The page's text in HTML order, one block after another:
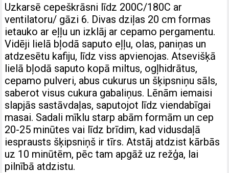
Uzkarsē cepeškrāsni līdz 200C/180C ar
ventilatoru/ gāzi 6. Divas dziļas 20 cm formas
ietauko ar eļļu un izklāj ar cepamo pergamentu.
Vidēji lielā bļodā saputo eļļu, olas, paniņas un
atdzesētu kafiju, līdz viss apvienojas. Atsevišķā
lielā bļodā saputo kopā miltus, ogļhidrātus,
cepamo pulveri, abus cukurus un šķipsniņu sāls,
saberot visus cukura gabaliņus. Lēnām iemaisi
slapjās sastāvdaļas, saputojot līdz viendabīgai
masai. Sadali mīklu starp abām formām un cep
20-25 minūtes vai līdz brīdim, kad vidusdaļā
iesprausts šķipsniņš ir tīrs. Atstāj atdzist kārbās
uz 10 minūtēm, pēc tam apgāž uz režģa, lai
pilnībā atdzistu.